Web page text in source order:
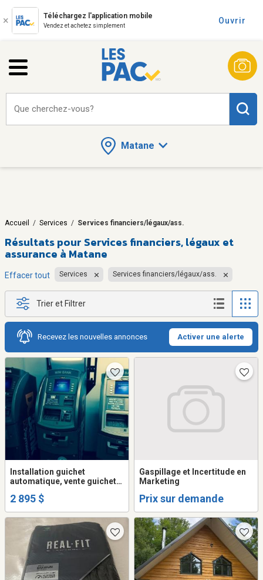
Téléchargez l'application mobile
Vendez et achetez simplement
Ouvrir
Matane
Que cherchez-vous?
Accueil / Services / Services financiers/légaux/ass.
Résultats pour Services financiers, légaux et
assurance à Matane
Effacer tout Services Services financiers/légaux/ass.
Trier et Filtrer
Recevez les nouvelles annonces Activer une alerte
Installation guichet
automatique, vente guichet
guichet automatique,
2 895 $
Gaspillage et Incertitude en
Marketing
Prix sur demande